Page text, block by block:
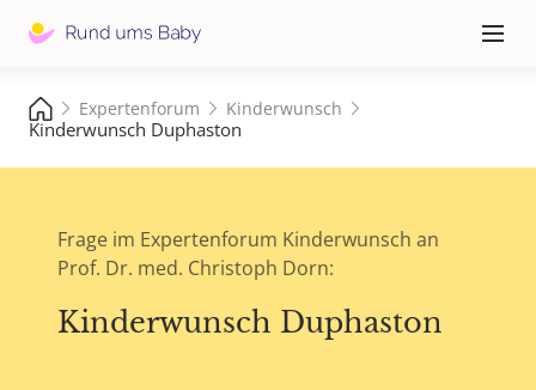
≡
Expertenforum Kinderwunsch
Kinderwunsch Duphaston
Frage im Expertenforum Kinderwunsch an
Prof. Dr. med. Christoph Dorn:
Kinderwunsch Duphaston